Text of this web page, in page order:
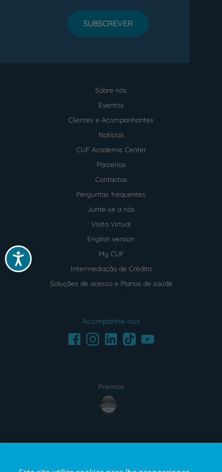
Acessibilidade
SUBSCREVER
Sobre nós
Eventos
Clientes e Acompanhantes
Notícias
CUF Academic Center
Parcerias
Contactos
Perguntas frequentes
Junte-se a nós
Visita Virtual
English version
My CUF
Intermediação de Crédito
Soluções de acesso e Planos de saúde
Acompanhe-nos
FacebookInstagramLinkedInTikTokYoutube
Prémios
award4